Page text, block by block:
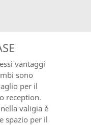
vantaggi
sono
per il
reception.
valigia è
spazio per il